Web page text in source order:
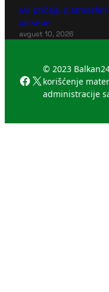
Svi pričaju o
od sebe
avgust 10, 2026
Facebook
X
© 2023
korišćenje
administracije